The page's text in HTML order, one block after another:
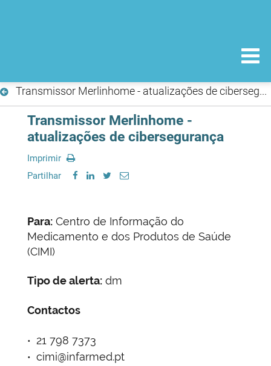
Transmissor Merlinhome - atualizações de cibersegurança
Transmissor Merlinhome -
atualizações de cibersegurança
Imprimir
Partilhar
Para: Centro de Informação do
Medicamento e dos Produtos de Saúde
(CIMI)
Tipo de alerta: dm
Contactos
21 798 7373
cimi@infarmed.pt